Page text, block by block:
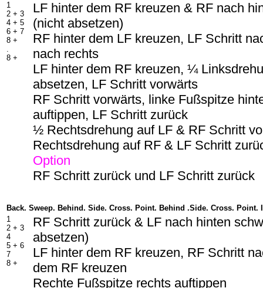
1
2 + 3
4 + 5
6 + 7
8 +
.
8 +
LF hinter dem RF kreuzen & RF nach
(nicht absetzen)
RF hinter dem LF kreuzen, LF Schritt
nach rechts
LF hinter dem RF kreuzen, ¼
absetzen, LF Schritt vorwärts
RF Schritt vorwärts, linke Fußspitze
auftippen, LF Schritt zurück
½ Rechtsdrehung auf LF & RF Schritt
Rechtsdrehung auf RF & LF Schritt
Option
RF Schritt zurück und LF Schritt zurück
Back. Sweep. Behind. Side. Cross. Point. Behind .Side. Cross. Point.
1
2 + 3
4
5 + 6
7
8 +
RF Schritt zurück & LF nach hinten
absetzen)
LF hinter dem RF kreuzen, RF Schritt
dem RF kreuzen
Rechte Fußspitze rechts auftippen